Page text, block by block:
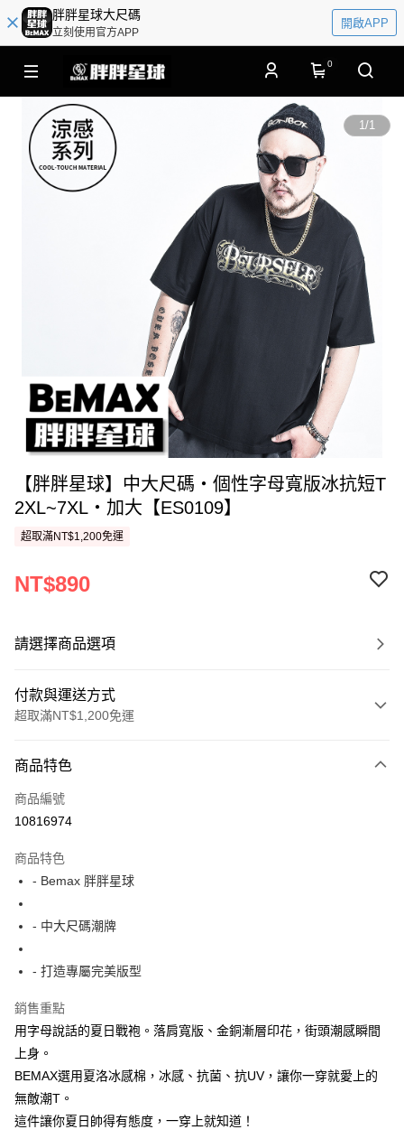
胖胖星球大尺碼
立刻使用官方APP
開啟APP
0
1/1
【胖胖星球】中大尺碼‧個性字母寬版冰抗短T
2XL~7XL‧加大【ES0109】
超取滿NT$1,200免運
NT$890
請選擇商品選項
付款與運送方式
超取滿NT$1,200免運
信用卡一次付款
超商取貨付款
Apple Pay
街口支付
AFTEE先享後付
相關說明
AFTEE先享後付是「在收到商品之後才付款」的支付方式。 讓您購物簡單
便利好安心！
１．簡單：不需註冊會員、不需綁卡、不需儲值。
２．便利：只要手機號碼，簡訊認證，即可結帳。
３．安心：先確認商品／服務後，再付款。
ATM付款
運送方式
全家付款取貨
每筆NT$150
商品特色
商品編號
10816974
商品特色
- Bemax 胖胖星球
- 中大尺碼潮牌
- 打造專屬完美版型
銷售重點
用字母說話的夏日戰袍。落肩寬版、金銅漸層印花，街頭潮感瞬間
上身。
BEMAX選用夏洛冰感棉，冰感、抗菌、抗UV，讓你一穿就愛上的
無敵潮T。
這件讓你夏日帥得有態度，一穿上就知道！